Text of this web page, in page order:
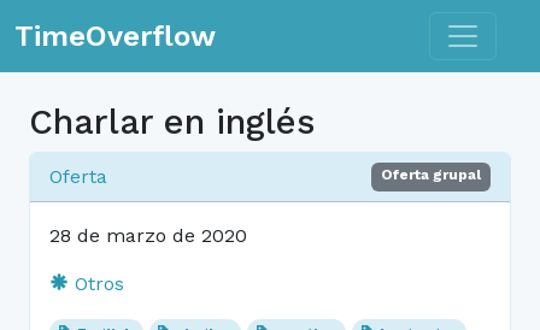
TimeOverflow Toggle
Charlar en inglés
Oferta Oferta grupal
28 de marzo de 2020
Otros